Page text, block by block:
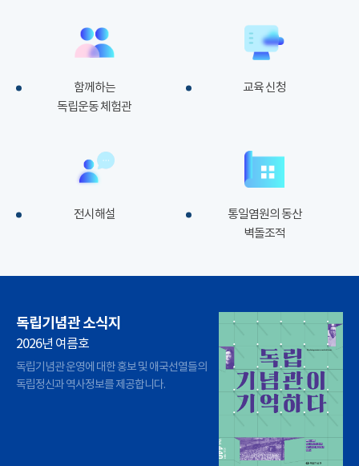
함께하는
독립운동 체험관
교육 신청
전시해설
통일염원의 동산
벽돌조적
독립기념관 소식지
2026년 여름호
독립기념관 운영에 대한 홍보 및 애국선열들의
독립정신과 역사정보를 제공합니다.